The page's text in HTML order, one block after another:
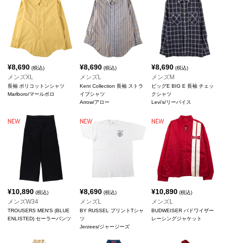
¥8,690 (税込)
メンズXL
長袖 ポリコットンシャツ
Marlboro/マールボロ
¥8,690(税込)
メンズL
Kent Collection 長袖 ストラ
イプシャツ
Arrow/アロー
¥8,690 (税込)
メンズM
ビッグE BIG E 長袖 チェッ
クシャツ
Levi's/リーバイス
¥10,890 (税込)
メンズW34
TROUSERS MEN'S (BLUE
ENLISTED) セーラーパンツ
¥8,690(税込)
メンズL
BY RUSSEL プリントTシャ
ツ
Jerzees/ジャージーズ
¥10,890 (税込)
メンズL
BUDWEISER バドワイザー
レーシングジャケット